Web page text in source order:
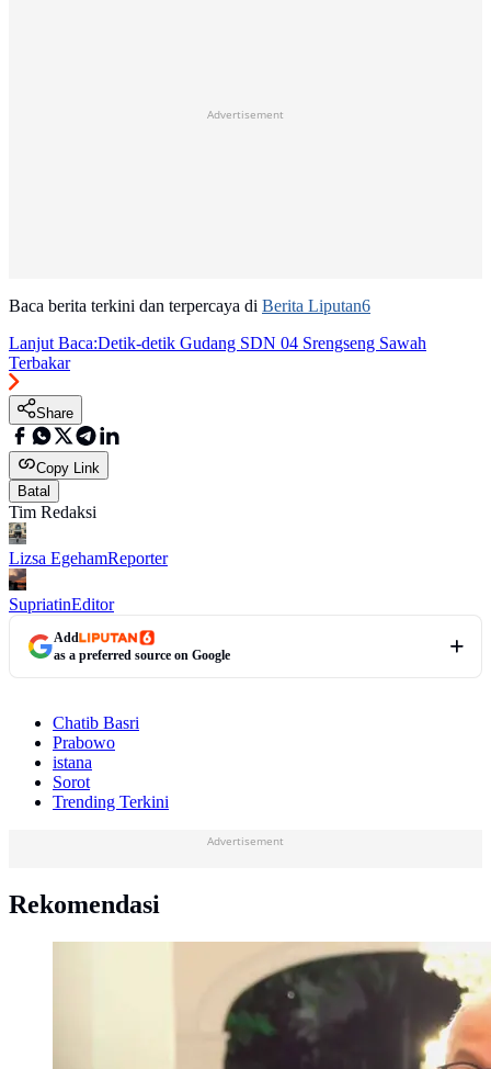
Advertisement
Baca berita terkini dan terpercaya di Berita Liputan6
Lanjut Baca:Detik-detik Gudang SDN 04 Srengseng Sawah
Terbakar
Share
Copy Link
Batal
Tim Redaksi
Lizsa EgehamReporter
SupriatinEditor
Add
as a preferred source on Google
Chatib Basri
Prabowo
istana
Sorot
Trending Terkini
Advertisement
Rekomendasi